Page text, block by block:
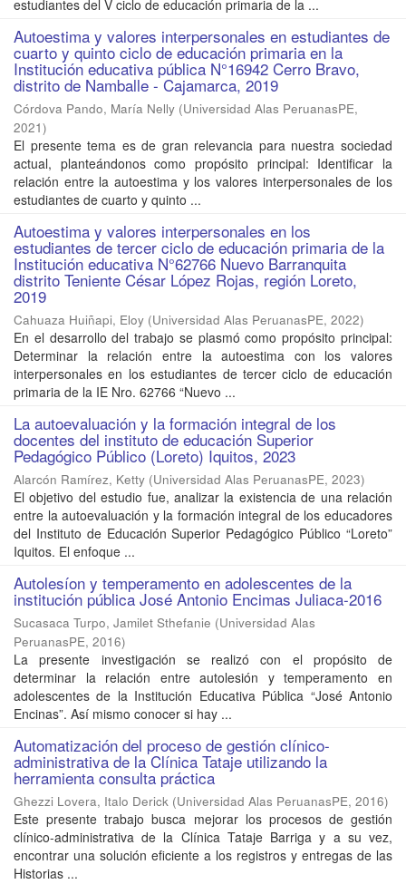
estudiantes del V ciclo de educación primaria de la ...
Autoestima y valores interpersonales en estudiantes de
cuarto y quinto ciclo de educación primaria en la
Institución educativa pública N°16942 Cerro Bravo,
distrito de Namballe - Cajamarca, 2019
Córdova Pando, María Nelly (Universidad Alas PeruanasPE,
2021)
El presente tema es de gran relevancia para nuestra sociedad
actual, planteándonos como propósito principal: Identificar la
relación entre la autoestima y los valores interpersonales de los
estudiantes de cuarto y quinto ...
Autoestima y valores interpersonales en los
estudiantes de tercer ciclo de educación primaria de la
Institución educativa N°62766 Nuevo Barranquita
distrito Teniente César López Rojas, región Loreto,
2019
Cahuaza Huiñapi, Eloy (Universidad Alas PeruanasPE, 2022)
En el desarrollo del trabajo se plasmó como propósito principal:
Determinar la relación entre la autoestima con los valores
interpersonales en los estudiantes de tercer ciclo de educación
primaria de la IE Nro. 62766 “Nuevo ...
La autoevaluación y la formación integral de los
docentes del instituto de educación Superior
Pedagógico Público (Loreto) Iquitos, 2023
Alarcón Ramírez, Ketty (Universidad Alas PeruanasPE, 2023)
El objetivo del estudio fue, analizar la existencia de una relación
entre la autoevaluación y la formación integral de los educadores
del Instituto de Educación Superior Pedagógico Público “Loreto”
Iquitos. El enfoque ...
Autolesíon y temperamento en adolescentes de la
institución pública José Antonio Encimas Juliaca-2016
Sucasaca Turpo, Jamilet Sthefanie (Universidad Alas
PeruanasPE, 2016)
La presente investigación se realizó con el propósito de
determinar la relación entre autolesión y temperamento en
adolescentes de la Institución Educativa Pública “José Antonio
Encinas”. Así mismo conocer si hay ...
Automatización del proceso de gestión clínico-
administrativa de la Clínica Tataje utilizando la
herramienta consulta práctica
Ghezzi Lovera, Italo Derick (Universidad Alas PeruanasPE, 2016)
Este presente trabajo busca mejorar los procesos de gestión
clínico-administrativa de la Clínica Tataje Barriga y a su vez,
encontrar una solución eficiente a los registros y entregas de las
Historias ...